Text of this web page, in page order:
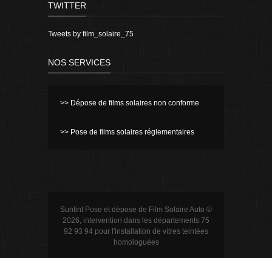
TWITTER
Tweets by film_solaire_75
NOS SERVICES
>> Dépose de films solaires non conforme
>> Pose de films solaires réglementaires
Suntint Pose et dépose de Film Solaire Auto ©
2026, intervention dans les départements 75
92 93 94 pour l'installation de vitres teintées
homologuées